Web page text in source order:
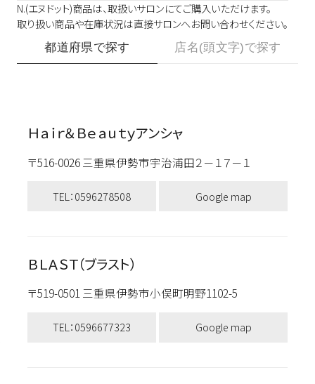
N.(エヌドット)商品は、取扱いサロンにてご購入いただけます。
取り扱い商品や在庫状況は直接サロンへお問い合わせください。
都道府県で探す 店名(頭文字)で探す
Ｈａｉｒ＆Ｂｅａｕｔｙアンシャ
〒516-0026 三重県伊勢市宇治浦田２－１７－１
TEL：0596278508 Google map
ＢＬＡＳＴ（ブラスト）
〒519-0501 三重県伊勢市小俣町明野1102-5
TEL：0596677323 Google map